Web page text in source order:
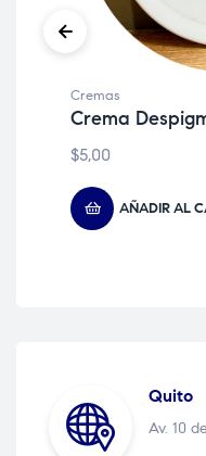
Cremas
Crema
$5,00
AÑADIR AL
Quito
Av. 10